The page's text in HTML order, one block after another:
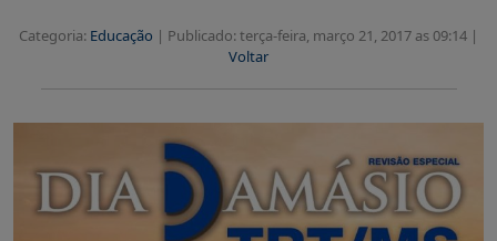
Categoria: Educação | Publicado: terça-feira, março 21, 2017 as 09:14 |
Voltar